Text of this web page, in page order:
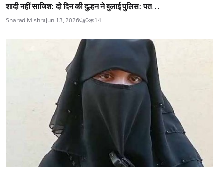
शादी नहीं साजिश: दो दिन की दुल्हन ने बुलाई पुलिस: पत...
Sharad MishraJun 13, 2026 0 14